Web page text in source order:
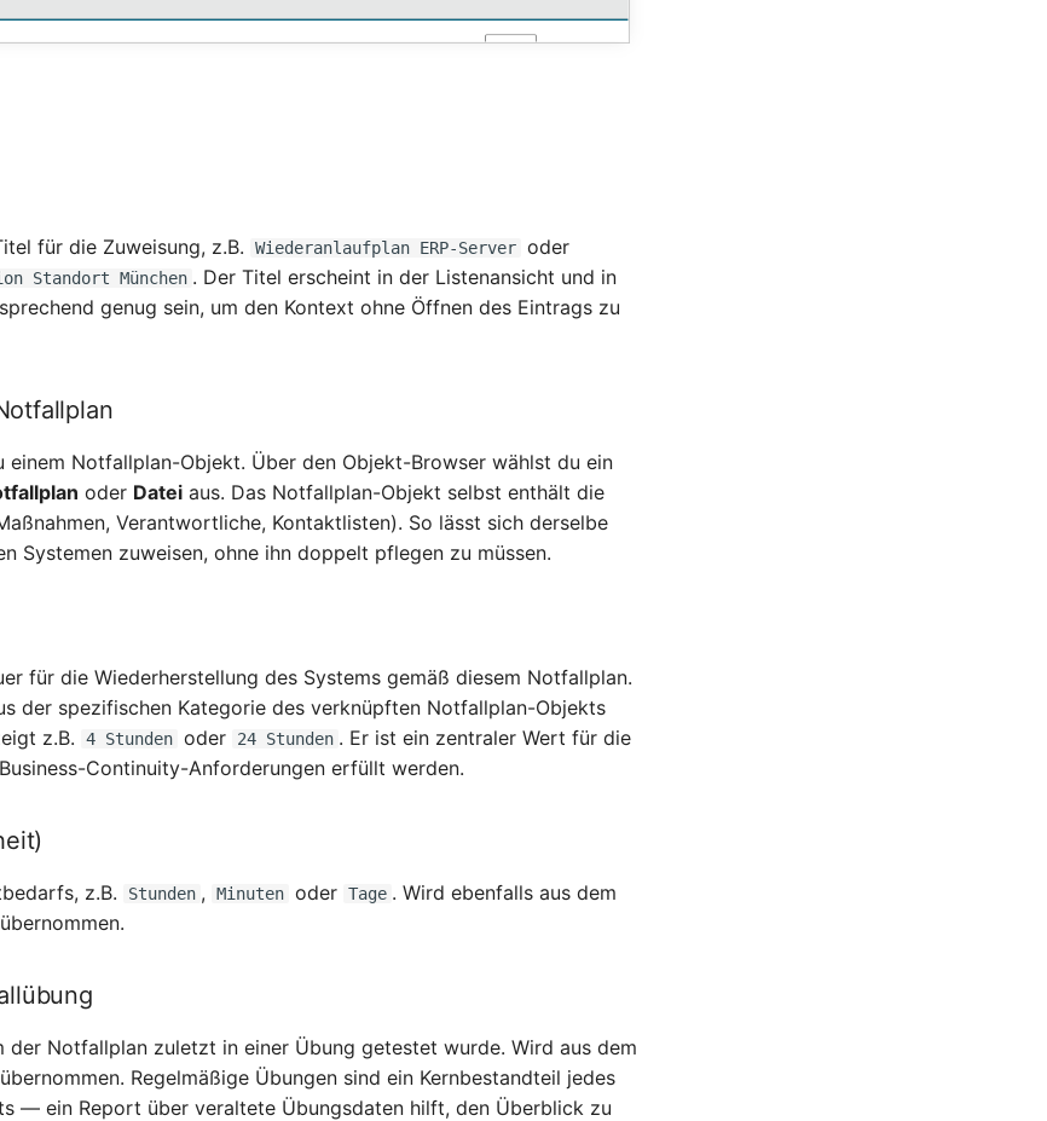
für die Zuweisung, z.B. Wiederanlaufplan ERP-Server oder
Standort München . Der Titel erscheint in der Listenansicht und in
genug sein, um den Kontext ohne Öffnen des Eintrags zu
einem Notfallplan-Objekt. Über den Objekt-Browser wählst du ein
oder Datei aus. Das Notfallplan-Objekt selbst enthält die
Verantwortliche, Kontaktlisten). So lässt sich derselbe
Systemen zuweisen, ohne ihn doppelt pflegen zu müssen.
für die Wiederherstellung des Systems gemäß diesem Notfallplan.
der spezifischen Kategorie des verknüpften Notfallplan-Objekts
z.B.
4 Stunden oder 24 Stunden . Er ist ein zentraler Wert für die
Continuity-Anforderungen erfüllt werden.
z.B. Stunden , Minuten oder Tage . Wird ebenfalls aus dem
der Notfallplan zuletzt in einer Übung getestet wurde. Wird aus dem
Regelmäßige Übungen sind ein Kernbestandteil jedes
— ein Report über veraltete Übungsdaten hilft, den Überblick zu